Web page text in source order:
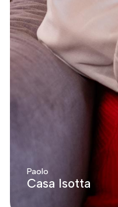
Paolo
Casa Isotta